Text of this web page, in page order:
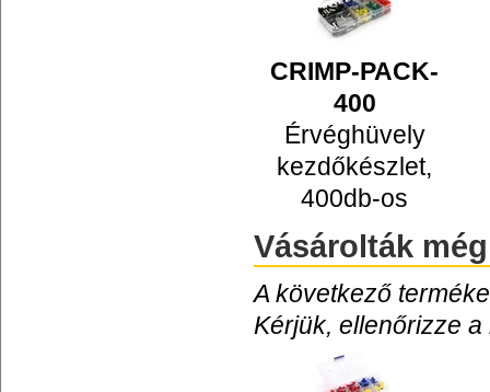
CRIMP-PACK-
400
Érvéghüvely
kezdőkészlet,
400db-os
Vásárolták még
A következő
Kérjük, ellenőrizze